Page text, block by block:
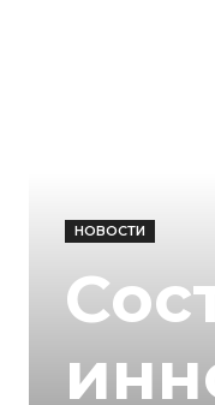
НОВОСТИ